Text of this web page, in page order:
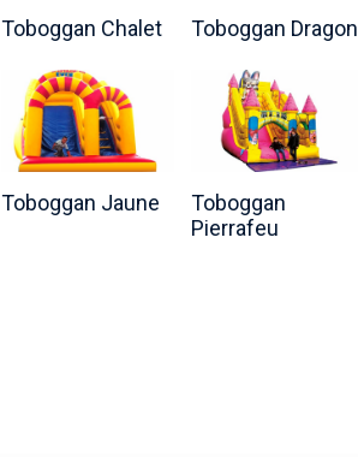
Toboggan Chalet Toboggan Dragon
Toboggan Jaune
Toboggan
Pierrafeu